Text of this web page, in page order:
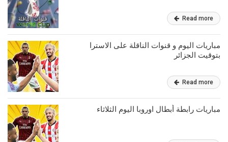
Read more
مباريات اليوم و قنوات الناقلة على الاسترا
بتوقيت الجزائر
Read more
مباريات رابطة أبطال اوروبا اليوم الثلاثاء